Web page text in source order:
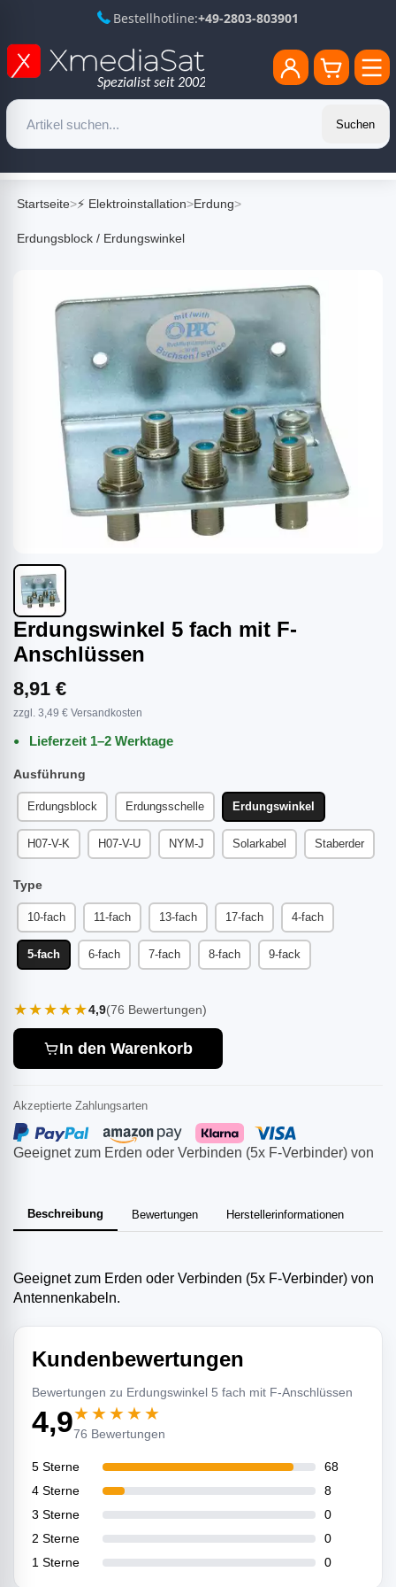
Bestellhotline:+49-2803-803901
Suchen
Startseite>⚡ Elektroinstallation>Erdung>
Erdungsblock / Erdungswinkel
Erdungswinkel 5 fach mit F-
Anschlüssen
Geeignet zum Erden oder Verbinden (5x F-Verbinder) von
Beschreibung Bewertungen Herstellerinformationen
Geeignet zum Erden oder Verbinden (5x F-Verbinder) von
Antennenkabeln.
Kundenbewertungen
Bewertungen zu Erdungswinkel 5 fach mit F-Anschlüssen
4,9★★★★★
76 Bewertungen
5 Sterne
68
4 Sterne
8
3 Sterne
0
2 Sterne
0
1 Sterne
0
8,91 €
zzgl. 3,49 € Versandkosten
Lieferzeit 1–2 Werktage
Ausführung
Erdungsblock Erdungsschelle Erdungswinkel
H07-V-K H07-V-U NYM-J Solarkabel Staberder
Type
10-fach 11-fach 13-fach 17-fach 4-fach
5-fach 6-fach 7-fach 8-fach 9-fack
★★★★★4,9(76 Bewertungen)
In den Warenkorb
Akzeptierte Zahlungsarten